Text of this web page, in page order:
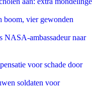
boom, vier gewonden
NASA-ambassadeur naar
voor schade door
soldaten voor